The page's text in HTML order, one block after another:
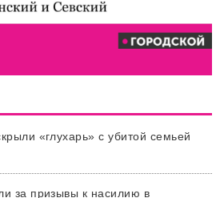
«глухарь» с убитой семьей
за призывы к насилию в